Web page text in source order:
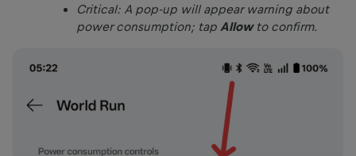
Critical: A pop-up will appear warning about
power consumption; tap Allowto confirm.